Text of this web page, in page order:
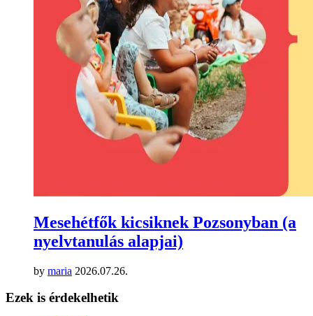
Mesehétfők kicsiknek Pozsonyban (a
nyelvtanulás alapjai)
by maria 2026.07.26.
Ezek is érdekelhetik